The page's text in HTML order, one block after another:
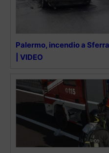
Palermo, incendio a
| VIDEO